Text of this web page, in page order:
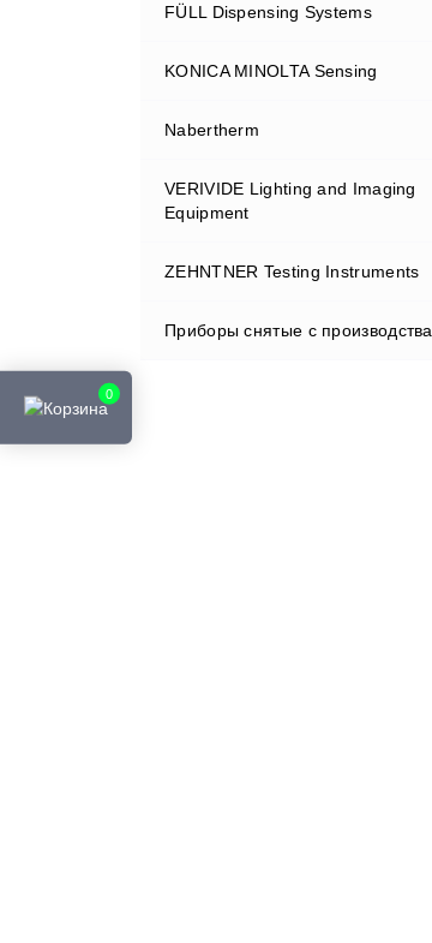
0
Моечные машины для
FÜLL Dispensing Systems
Системы хранения компонентов
KONICA MINOLTA Sensing
Колориметры
Спектроденситометры
Nabertherm
Муфельные печи
VERIVIDE Lighting and Imaging
Equipment
Просмотровые кабины
ZEHNTNER Testing Instruments
Конический и цилиндрический
Приборы снятые с производства